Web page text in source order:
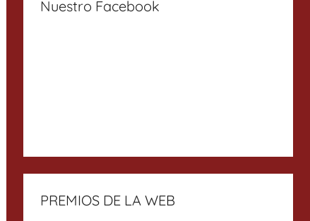
Nuestro Facebook
PREMIOS DE LA WEB